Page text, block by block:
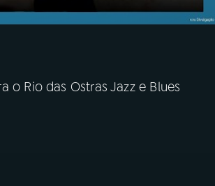
o Rio das Ostras Jazz e Blues